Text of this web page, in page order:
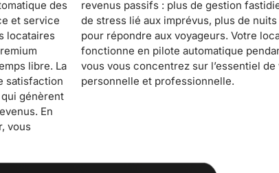
personnelle et professionnelle.